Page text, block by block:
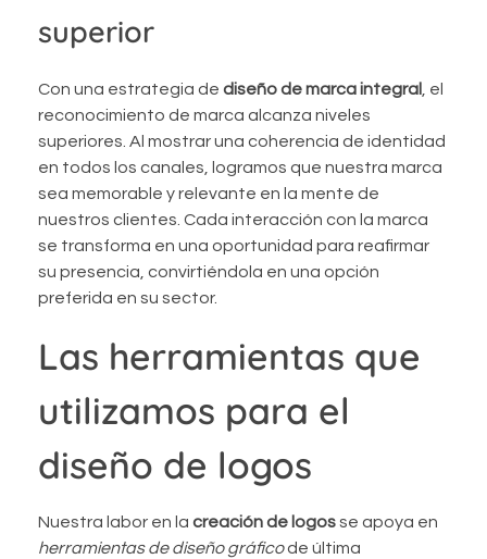
superior
Con una estrategia de diseño de marca integral
, el
reconocimiento de marca alcanza niveles
superiores. Al mostrar una coherencia de identidad
en todos los canales, logramos que nuestra marca
sea memorable y relevante en la mente de
nuestros clientes. Cada interacción con la marca
se transforma en una oportunidad para reafirmar
su presencia, convirtiéndola en una opción
preferida en su sector.
Las herramientas que
utilizamos para el
diseño de logos
Nuestra labor en la creación de logosse apoya en
herramientas de diseño gráficode última